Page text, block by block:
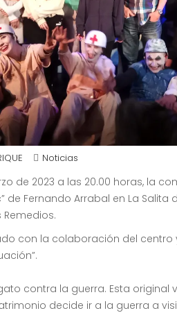
Noticias
de 2023 a las 20.00 horas, la
de Fernando Arrabal en La
Remedios.
con la colaboración del centro
contra la guerra. Esta
decide ir a la guerra a